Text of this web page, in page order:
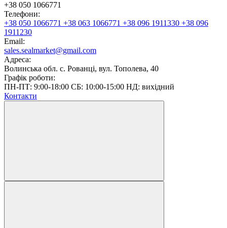
+38 050 1066771
Телефони:
+38 050 1066771 +38 063 1066771 +38 096 1911330 +38 096
1911230
Email:
sales.sealmarket@gmail.com
Адреса:
Волинська обл. с. Рованці, вул. Тополева, 40
Графік роботи:
ПН-ПТ: 9:00-18:00 СБ: 10:00-15:00 НД: вихідний
Контакти